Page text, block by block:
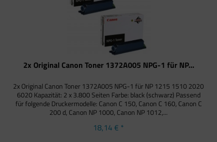
2x Original Canon Toner 1372A005 NPG-1 für NP...
2x Original Canon Toner 1372A005 NPG-1 für NP 1215 1510 2020
6020 Kapazität: 2 x 3.800 Seiten Farbe: black (schwarz) Passend
für folgende Druckermodelle: Canon C 150, Canon C 160, Canon C
200 d, Canon NP 1000, Canon NP 1012,...
18,14 € *